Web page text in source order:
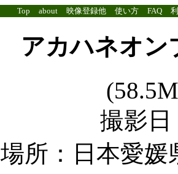
Top about 映像登録他 使い方 FAQ
アカハネオン
撮影日
所：日本愛